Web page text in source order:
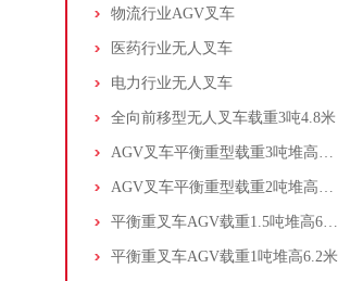
物流行业AGV叉车
医药行业无人叉车
电力行业无人叉车
全向前移型无人叉车载重3吨4.8米
AGV叉车平衡重型载重3吨堆高2米
AGV叉车平衡重型载重2吨堆高3米
平衡重叉车AGV载重1.5吨堆高6.2米
平衡重叉车AGV载重1吨堆高6.2米